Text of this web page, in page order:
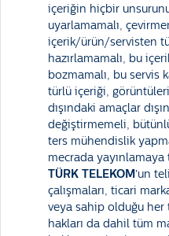
içeriğin hiçbir
uyarlamamalı,
içerik/ürün/servisten
hazırlamamalı, bu
bozmamalı, bu servis
türlü içeriği,
dışındaki amaçlar
değiştirmemeli,
ters mühendislik
mecrada
TÜRK TELEKOM’un
çalışmaları, ticari
veya sahip olduğu
hakları da dahil tüm